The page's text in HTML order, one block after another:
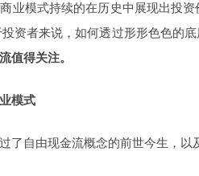
业模式持续的在历史中展现出投
资者来说，如何透过形形色色的
值得关注。
模式
了自由现金流概念的前世今生，以